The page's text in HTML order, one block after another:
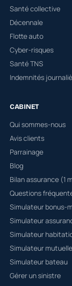
Santé collective
Décennale
Flotte auto
Cyber-risques
Santé TNS
Indemnités
CABINET
Qui sommes-nous
Avis clients
Parrainage
Blog
Bilan assurance (1
Questions
Simulateur bonus-
Simulateur
Simulateur
Simulateur
Simulateur bateau
Gérer un sinistre